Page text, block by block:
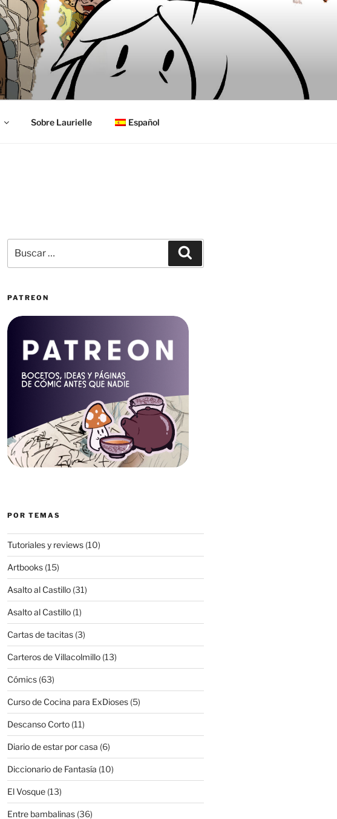
Sobre Laurielle Español
por:
PATREON
POR TEMAS
Tutoriales y reviews(10)
Artbooks(15)
Asalto al Castillo(31)
Asalto al Castillo(1)
Cartas de tacitas(3)
Carteros de Villacolmillo(13)
Cómics(63)
Curso de Cocina para ExDioses(5)
Descanso Corto(11)
Diario de estar por casa (6)
Diccionario de Fantasía (10)
El Vosque(13)
Entre bambalinas(36)